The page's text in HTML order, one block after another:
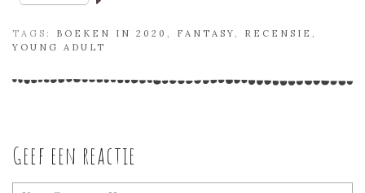
TAGS: BOEKEN IN 2020 FANTASY RECENSIE
YOUNG ADULT
Geef een reactie